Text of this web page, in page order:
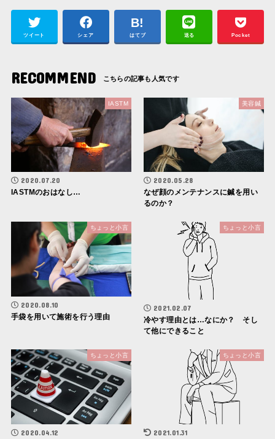
ツイート シェア はてブ 送る Pocket
RECOMMEND
IASTM
2020.07.20
IASTMのおはなし…
美容鍼
2020.05.28
なぜ顔のメンテナンスに鍼を用い
るのか？
ちょっと小言
2020.08.10
手袋を用いて施術を行う理由
ちょっと小言
2021.02.07
冷やす理由とは…なにか？ そし
て他にできること
ちょっと小言
2020.04.12
ちょっと小言
2021.01.31